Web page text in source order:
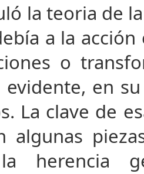
la teoria de
a la
o
evidente, en
La clave de
algunas
herencia